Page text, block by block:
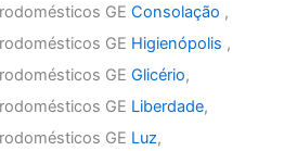
GEConsolação ,
GE Higienópolis ,
GEGlicério,
GE Liberdade,
GE Luz,